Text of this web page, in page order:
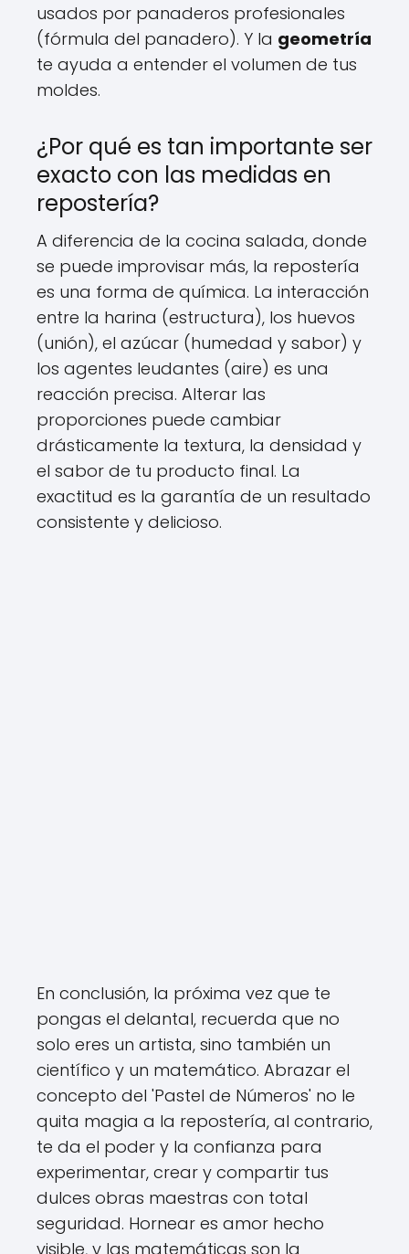
usados por panaderos profesionales
(fórmula del panadero). Y la geometría
te ayuda a entender el volumen de tus
moldes.
¿Por qué es tan importante ser
exacto con las medidas en
repostería?
A diferencia de la cocina salada, donde
se puede improvisar más, la repostería
es una forma de química. La interacción
entre la harina (estructura), los huevos
(unión), el azúcar (humedad y sabor) y
los agentes leudantes (aire) es una
reacción precisa. Alterar las
proporciones puede cambiar
drásticamente la textura, la densidad y
el sabor de tu producto final. La
exactitud es la garantía de un resultado
consistente y delicioso.
En conclusión, la próxima vez que te
pongas el delantal, recuerda que no
solo eres un artista, sino también un
científico y un matemático. Abrazar el
concepto del 'Pastel de Números' no le
quita magia a la repostería, al contrario,
te da el poder y la confianza para
experimentar, crear y compartir tus
dulces obras maestras con total
seguridad. Hornear es amor hecho
visible, y las matemáticas son la